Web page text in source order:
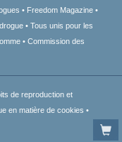
Freedom Magazine
Tous unis pour les
Commission des
de reproduction et
en matière de cookies •